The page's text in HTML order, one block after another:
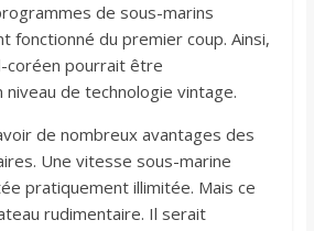
de sous-marins
fonctionné du premier coup. Ainsi,
coréen pourrait être
de technologie vintage.
de nombreux avantages des
Une vitesse sous-marine
pratiquement illimitée. Mais ce
rudimentaire. Il serait